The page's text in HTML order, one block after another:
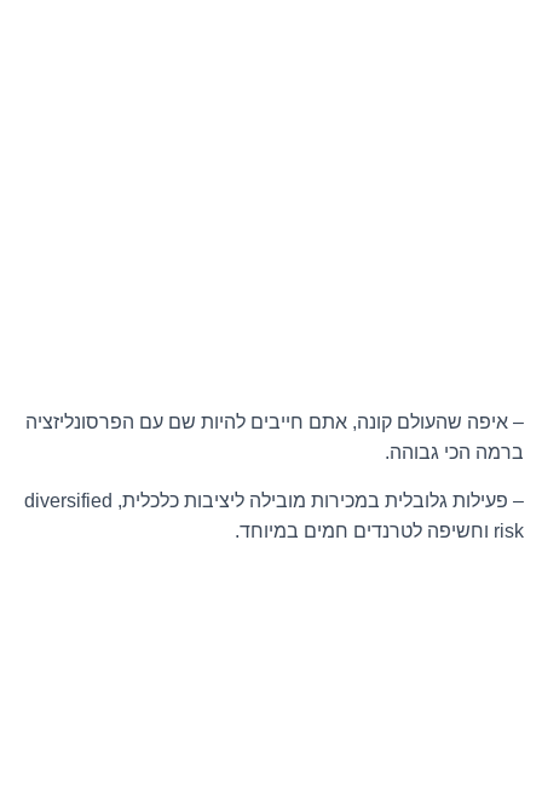
– איפה שהעולם קונה, אתם חייבים להיות שם עם הפרסונליזציה
ברמה הכי גבוהה.
– פעילות גלובלית במכירות מובילה ליציבות כלכלית, diversified
risk וחשיפה לטרנדים חמים במיוחד.